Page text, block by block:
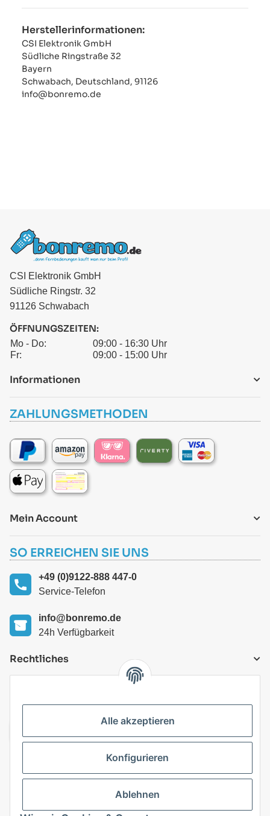
Herstellerinformationen:
CSI Elektronik GmbH
Südliche Ringstraße 32
Bayern
Schwabach, Deutschland, 91126
info@bonremo.de
CSI Elektronik GmbH
Südliche Ringstr. 32
91126 Schwabach
ÖFFNUNGSZEITEN:
Mo - Do:
09:00 - 16:30 Uhr
Fr:
09:00 - 15:00 Uhr
Informationen
ZAHLUNGSMETHODEN
Mein Account
SO ERREICHEN SIE UNS
+49 (0)9122-888 447-0
Service-Telefon
info@bonremo.de
24h Verfügbarkeit
Rechtliches
Vertrag widerrufen
Alle akzeptieren
Konfigurieren
Ablehnen